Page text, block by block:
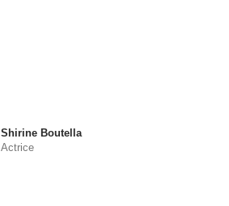
Shirine Boutella
Actrice